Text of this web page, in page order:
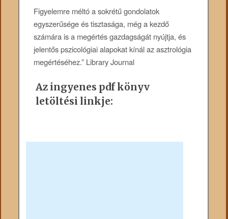
Figyelemre méltó a sokrétű gondolatok
egyszerűsége és tisztasága, még a kezdő
számára is a megértés gazdagságát nyújtja, és
jelentős pszicológiai alapokat kínál az asztrológia
megértéséhez.” Library Journal
Az ingyenes pdf könyv
letöltési linkje: